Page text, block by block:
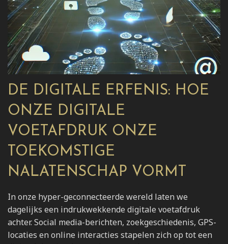
DE DIGITALE ERFENIS: HOE
ONZE DIGITALE
VOETAFDRUK ONZE
TOEKOMSTIGE
NALATENSCHAP VORMT
In onze hyper-geconnecteerde wereld laten we
dagelijks een indrukwekkende digitale voetafdruk
achter. Social media-berichten, zoekgeschiedenis, GPS-
locaties en online interacties stapelen zich op tot een